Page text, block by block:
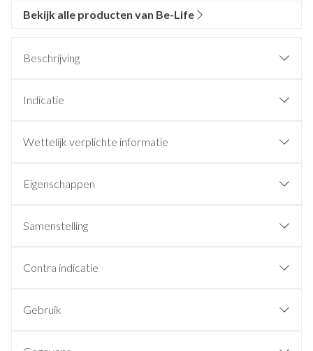
Bekijk alle producten van Be-Life
Beschrijving
Indicatie
Wettelijk verplichte informatie
Eigenschappen
Samenstelling
Contra indicatie
Gebruik